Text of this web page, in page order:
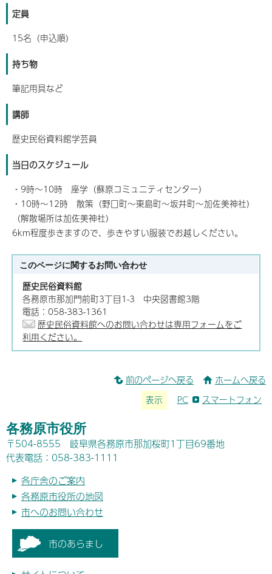
定員
15名（申込順）
持ち物
筆記用具など
講師
歴史民俗資料館学芸員
当日のスケジュール
・9時～10時 座学（蘇原コミュニティセンター）
・10時～12時 散策（野口町～東島町～坂井町～加佐美神社）
（解散場所は加佐美神社）
6km程度歩きますので、歩きやすい服装でお越しください。
このページに関するお問い合わせ
歴史民俗資料館
各務原市那加門前町3丁目1-3 中央図書館3階
電話：058-383-1361
歴史民俗資料館へのお問い合わせは専用フォームをご
利用ください。
前のページへ戻る ホームへ戻る
表示 PC スマートフォン
各務原市役所
〒504-8555 岐阜県各務原市那加桜町1丁目69番地
代表電話：058-383-1111
各庁舎のご案内
各務原市役所の地図
市へのお問い合わせ
市のあらまし